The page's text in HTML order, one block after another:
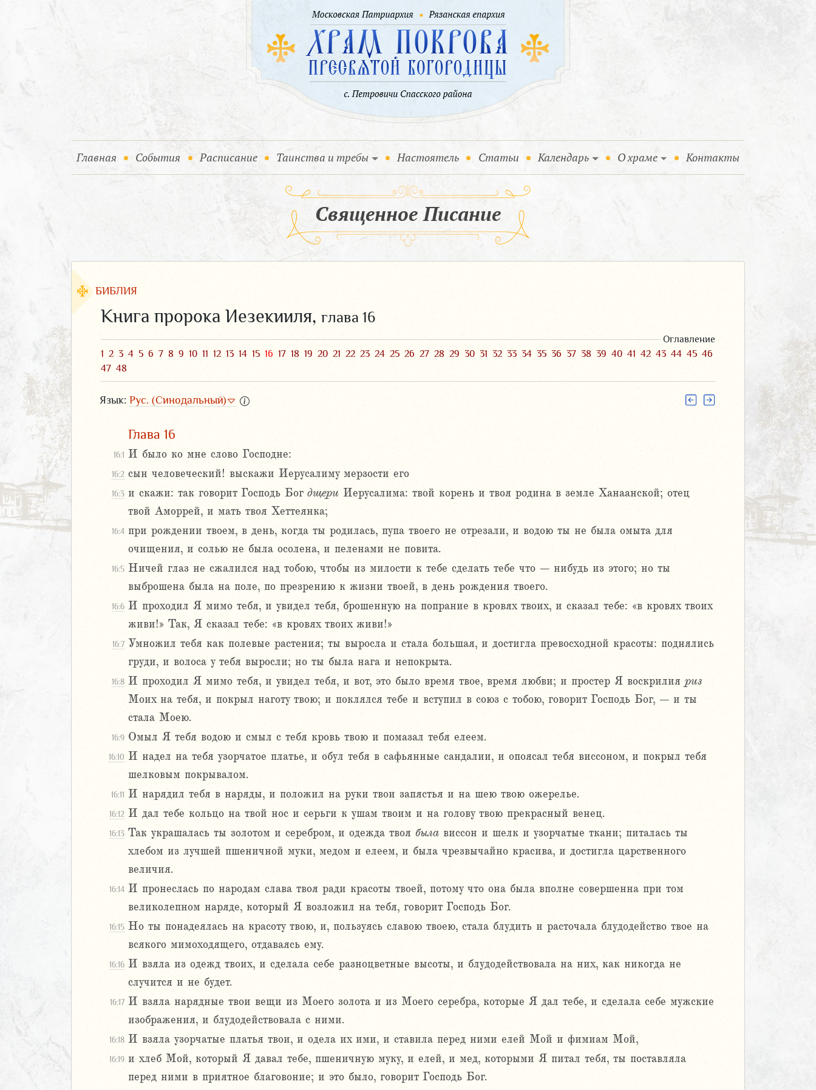
Главная (current)
События (current)
Расписание Таинства и требы Настоятель Статьи Календарь О храме Контакты
Священное Писание
БИБЛИЯ
Книга пророка Иезекииля, глава 16
Оглавление
1 2 3 4 5 6 7 8 9 10 11 12 13 14 15 16 17 18 19 20 21 22 23 24 25 26 27 28 29 30 31 32 33 34 35 36 37 38 39 40 41 42 43 44 45 46
47 48
Язык: Рус. (Синодальный)
Глава 16
16:1 И было ко мне слово Господне:
16:2 сын человеческий! выскажи Иерусалиму мерзости его
16:3 и скажи: так говорит Господь Бог дщери Иерусалима: твой корень и твоя родина в земле Ханаанской; отец
твой Аморрей, и мать твоя Хеттеянка;
16:4 при рождении твоем, в день, когда ты родилась, пупа твоего не отрезали, и водою ты не была омыта для
очищения, и солью не была осолена, и пеленами не повита.
16:5 Ничей глаз не сжалился над тобою, чтобы из милости к тебе сделать тебе что – нибудь из этого; но ты
выброшена была на поле, по презрению к жизни твоей, в день рождения твоего.
16:6 И проходил Я мимо тебя, и увидел тебя, брошенную на попрание в кровях твоих, и сказал тебе: «в кровях твоих
живи!» Так, Я сказал тебе: «в кровях твоих живи!»
16:7 Умножил тебя как полевые растения; ты выросла и стала большая, и достигла превосходной красоты: поднялись
груди, и волоса у тебя выросли; но ты была нага и непокрыта.
16:8 И проходил Я мимо тебя, и увидел тебя, и вот, это было время твое, время любви; и простер Я воскрилия риз
Моих на тебя, и покрыл наготу твою; и поклялся тебе и вступил в союз с тобою, говорит Господь Бог, – и ты
стала Моею.
16:9 Омыл Я тебя водою и смыл с тебя кровь твою и помазал тебя елеем.
16:10 И надел на тебя узорчатое платье, и обул тебя в сафьянные сандалии, и опоясал тебя виссоном, и покрыл тебя
шелковым покрывалом.
16:11 И нарядил тебя в наряды, и положил на руки твои запястья и на шею твою ожерелье.
16:12 И дал тебе кольцо на твой нос и серьги к ушам твоим и на голову твою прекрасный венец.
16:13 Так украшалась ты золотом и серебром, и одежда твоя была виссон и шелк и узорчатые ткани; питалась ты
хлебом из лучшей пшеничной муки, медом и елеем, и была чрезвычайно красива, и достигла царственного
величия.
16:14 И пронеслась по народам слава твоя ради красоты твоей, потому что она была вполне совершенна при том
великолепном наряде, который Я возложил на тебя, говорит Господь Бог.
16:15 Но ты понадеялась на красоту твою, и, пользуясь славою твоею, стала блудить и расточала блудодейство твое на
всякого мимоходящего, отдаваясь ему.
16:16 И взяла из одежд твоих, и сделала себе разноцветные высоты, и блудодействовала на них, как никогда не
случится и не будет.
16:17 И взяла нарядные твои вещи из Моего золота и из Моего серебра, которые Я дал тебе, и сделала себе мужские
изображения, и блудодействовала с ними.
16:18 И взяла узорчатые платья твои, и одела их ими, и ставила перед ними елей Мой и фимиам Мой,
16:19 и хлеб Мой, который Я давал тебе, пшеничную муку, и елей, и мед, которыми Я питал тебя, ты поставляла
перед ними в приятное благовоние; и это было, говорит Господь Бог.